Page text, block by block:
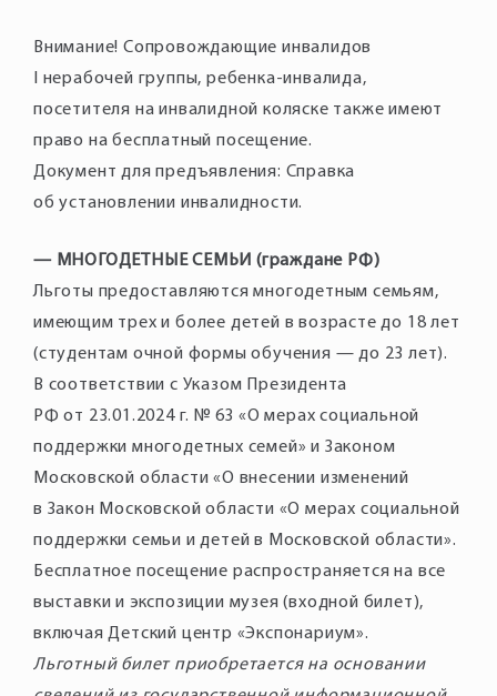
Внимание! Сопровождающие инвалидов
I нерабочей группы, ребенка-инвалида,
посетителя на инвалидной коляске также имеют
право на бесплатный посещение.
Документ для предъявления: Справка
об установлении инвалидности.
— МНОГОДЕТНЫЕ СЕМЬИ (граждане РФ)
Льготы предоставляются многодетным семьям,
имеющим трех и более детей в возрасте до 18 лет
(студентам очной формы обучения — до 23 лет).
В соответствии с Указом Президента
РФ от 23.01.2024 г. № 63 «О мерах социальной
поддержки многодетных семей» и Законом
Московской области «О внесении изменений
в Закон Московской области «О мерах социальной
поддержки семьи и детей в Московской области».
Бесплатное посещение распространяется на все
выставки и экспозиции музея (входной билет),
включая Детский центр «Экспонариум».
Льготный билет приобретается на основании